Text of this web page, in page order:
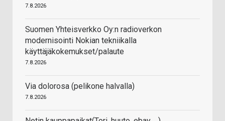
7.8.2026
Suomen Yhteisverkko Oy:n radioverkon
modernisointi Nokian tekniikalla
käyttäjäkokemukset/palaute
7.8.2026
Via dolorosa (pelikone halvalla)
7.8.2026